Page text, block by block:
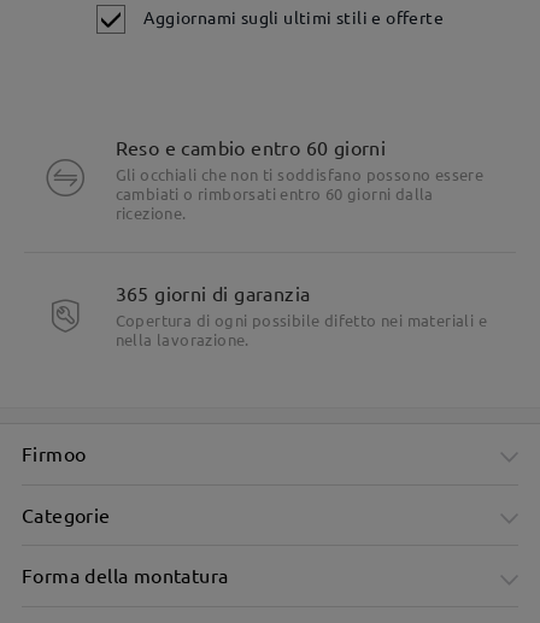
Aggiornami sugli ultimi stili e offerte
Reso e cambio entro 60 giorni
Gli occhiali che non ti soddisfano possono essere
cambiati o rimborsati entro 60 giorni dalla
ricezione.
365 giorni di garanzia
Copertura di ogni possibile difetto nei materiali e
nella lavorazione.
Firmoo
Categorie
Forma della montatura